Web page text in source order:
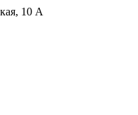
10 А